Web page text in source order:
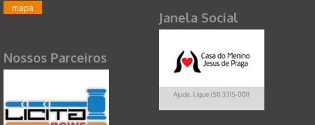
mapa
Nossos Parceiros
Janela Social